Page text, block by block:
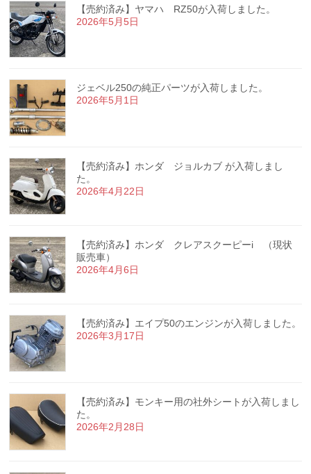
【売約済み】ヤマハ RZ50が入荷しました。
2026年5月5日
ジェベル250の純正パーツが入荷しました。
2026年5月1日
【売約済み】ホンダ ジョルカブ が入荷しまし
た。
2026年4月22日
【売約済み】ホンダ クレアスクーピーi （現状
販売車）
2026年4月6日
【売約済み】エイプ50のエンジンが入荷しました。
2026年3月17日
【売約済み】モンキー用の社外シートが入荷しまし
た。
2026年2月28日